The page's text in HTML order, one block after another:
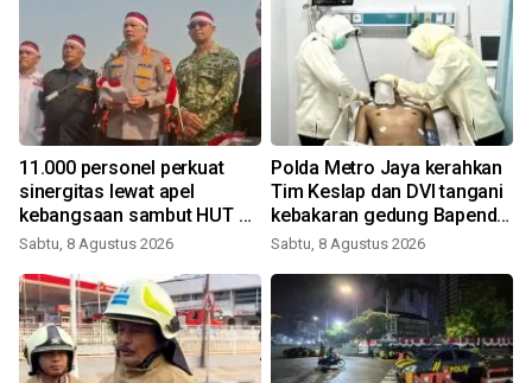
11.000 personel perkuat
sinergitas lewat apel
kebangsaan sambut HUT RI
di kawasan Monas
Sabtu, 8 Agustus 2026
Polda Metro Jaya kerahkan
Tim Keslap dan DVI tangani
kebakaran gedung Bapenda
DKI
Sabtu, 8 Agustus 2026